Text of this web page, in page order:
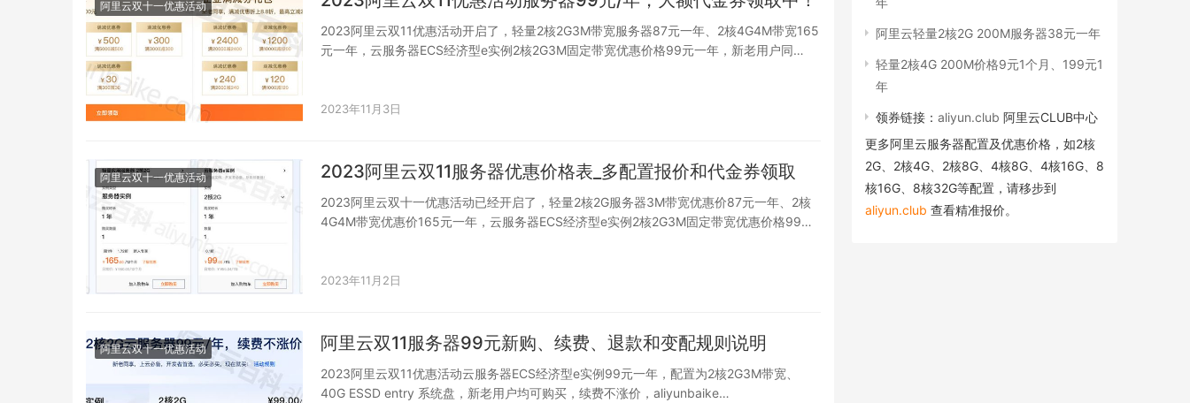
阿里云双十一优惠活动
2023阿里云双11优惠活动开启了，轻量2核2G3M带宽服务器87元一年、2核4G4M带宽165
元一年，云服务器ECS经济型e实例2核2G3M固定带宽优惠价格99元一年，新老用户同…
2023年11月3日
阿里云双十一优惠活动 2023阿里云双11服务器优惠价格表_多配置报价和代金券领取
2023阿里云双十一优惠活动已经开启了，轻量2核2G服务器3M带宽优惠价87元一年、2核
4G4M带宽优惠价165元一年，云服务器ECS经济型e实例2核2G3M固定带宽优惠价格99
2023年11月2日
阿里云双十一优惠活动 阿里云双11服务器99元新购、续费、退款和变配规则说明
2023阿里云双11优惠活动云服务器ECS经济型e实例99元一年，配置为2核2G3M带宽、
40G ESSD entry 系统盘，新老用户均可购买，续费不涨价，aliyunbaike…
阿里云轻量2核2G 200M服务器38元一年
轻量2核4G 200M价格9元1个月、199元1
年
领券链接： aliyun.club 阿里云CLUB中心
更多阿里云服务器配置及优惠价格，如2核
2G、2核4G、2核8G、4核8G、4核16G、8
核16G、8核32G等配置，请移步到
aliyun.club 查看精准报价。